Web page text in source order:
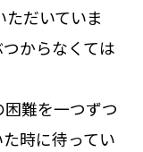
だいていま
からなくては
難を一つずつ
時に待ってい